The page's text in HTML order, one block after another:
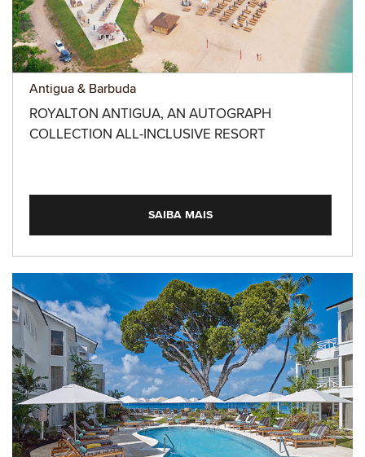
Antigua & Barbuda
ROYALTON ANTIGUA, AN AUTOGRAPH
COLLECTION ALL-INCLUSIVE RESORT
SAIBA MAIS